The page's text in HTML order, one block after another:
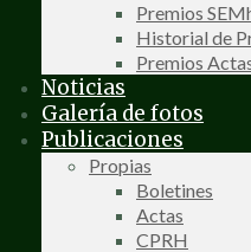
Premios
Historial de
Premios
Noticias
Galería de fotos
Publicaciones
Propias
Boletines
Actas
CPRH